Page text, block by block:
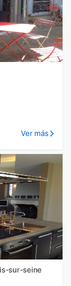
Ver más
sur-seine